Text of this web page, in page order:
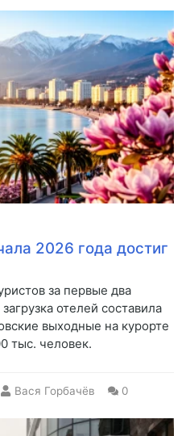
2026 года достиг
за первые два
отелей составила
выходные на курорте
тыс. человек.
Вася Горбачёв 0